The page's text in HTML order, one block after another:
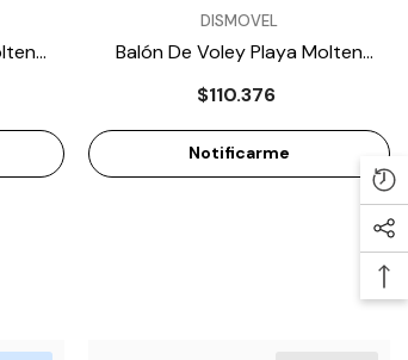
Step Para
Miyagi M97301
$107.189
Balón De Fútbol Molten
Vantaggio F5N3555-CC-
(CONCACAF)
- Dorado
$221.146
DISMOVEL
Balón De Voley Playa Molten
MS500-ULUV
$110.376
Notificarme